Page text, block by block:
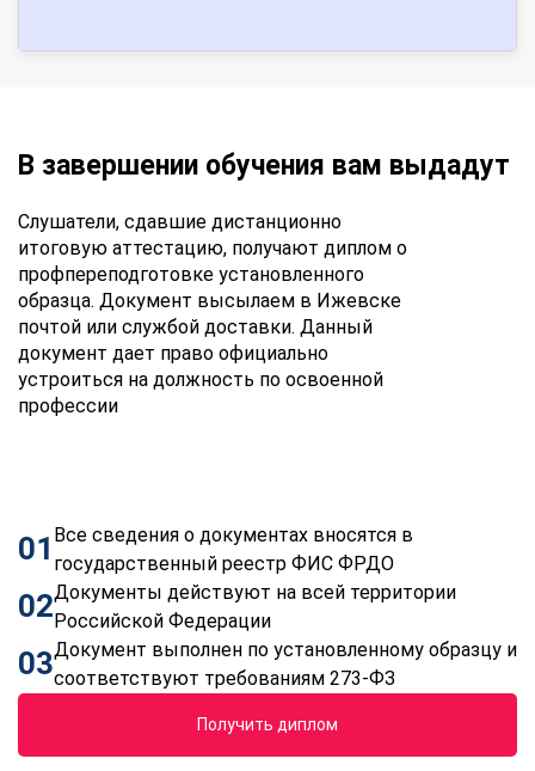
В завершении обучения вам выдадут
Слушатели, сдавшие дистанционно
итоговую аттестацию, получают диплом о
профпереподготовке установленного
образца. Документ высылаем в Ижевске
почтой или службой доставки. Данный
документ дает право официально
устроиться на должность по освоенной
профессии
01 Все сведения о документах вносятся в
государственный реестр ФИС ФРДО
02Документы действуют на всей территории
Российской Федерации
03Документ выполнен по установленному образцу и
соответствуют требованиям 273-ФЗ
Получить диплом